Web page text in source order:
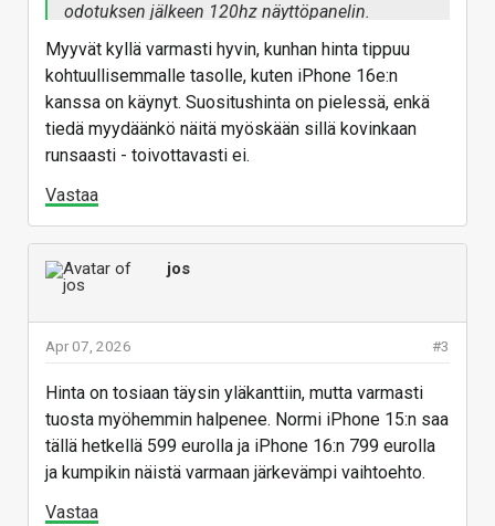
odotuksen jälkeen 120hz näyttöpanelin.
Edellsivuoden järjestelmäpiiri ja toinen kamera
olisi omasta mielestä parempi ratkaisu.
Myyvät kyllä varmasti hyvin, kunhan hinta tippuu
kohtuullisemmalle tasolle, kuten iPhone 16e:n
kanssa on käynyt. Suositushinta on pielessä, enkä
tiedä myydäänkö näitä myöskään sillä kovinkaan
runsaasti - toivottavasti ei.
Vastaa
jos
#3
Apr 07, 2026
Hinta on tosiaan täysin yläkanttiin, mutta varmasti
tuosta myöhemmin halpenee. Normi iPhone 15:n saa
tällä hetkellä 599 eurolla ja iPhone 16:n 799 eurolla
ja kumpikin näistä varmaan järkevämpi vaihtoehto.
Vastaa